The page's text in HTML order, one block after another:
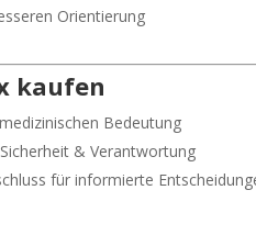
Orientierung
kaufen
Bedeutung
& Verantwortung
für informierte